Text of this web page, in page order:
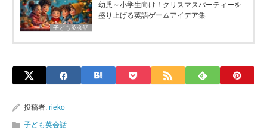
子ども英会話
幼児～小学生向け！クリスマスパーティーを
盛り上げる英語ゲームアイデア集
投稿者: rieko
子ども英会話